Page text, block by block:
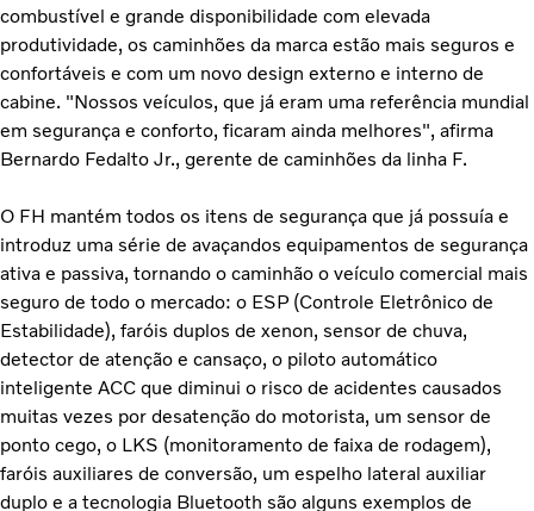
combustível e grande disponibilidade com elevada
produtividade, os caminhões da marca estão mais seguros e
confortáveis e com um novo design externo e interno de
cabine. "Nossos veículos, que já eram uma referência mundial
em segurança e conforto, ficaram ainda melhores", afirma
Bernardo Fedalto Jr., gerente de caminhões da linha F.
O FH mantém todos os itens de segurança que já possuía e
introduz uma série de avaçandos equipamentos de segurança
ativa e passiva, tornando o caminhão o veículo comercial mais
seguro de todo o mercado: o ESP (Controle Eletrônico de
Estabilidade), faróis duplos de xenon, sensor de chuva,
detector de atenção e cansaço, o piloto automático
inteligente ACC que diminui o risco de acidentes causados
muitas vezes por desatenção do motorista, um sensor de
ponto cego, o LKS (monitoramento de faixa de rodagem),
faróis auxiliares de conversão, um espelho lateral auxiliar
duplo e a tecnologia Bluetooth são alguns exemplos de